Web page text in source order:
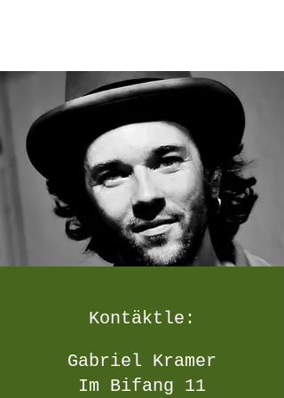
Kontäktle:
Gabriel Kramer
Im Bifang 11